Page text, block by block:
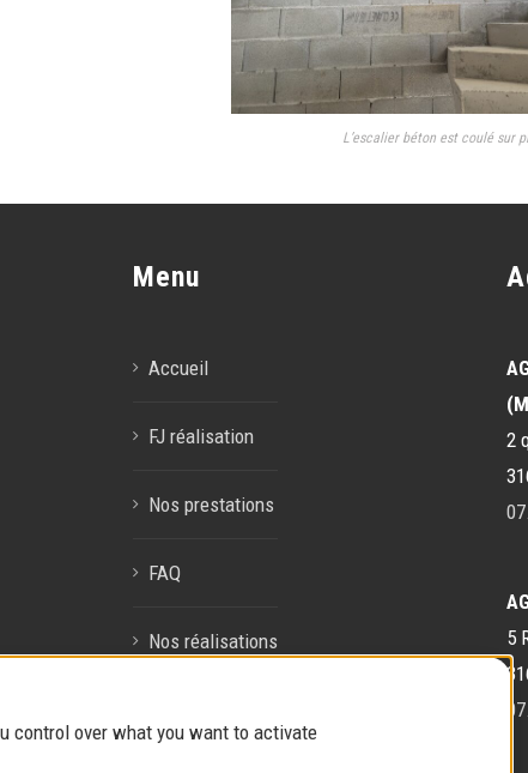
L’escalier béton est coulé sur
Menu
Accueil
FJ réalisation
Nos prestations
FAQ
Nos réalisations
2
5
control over what you want to activate